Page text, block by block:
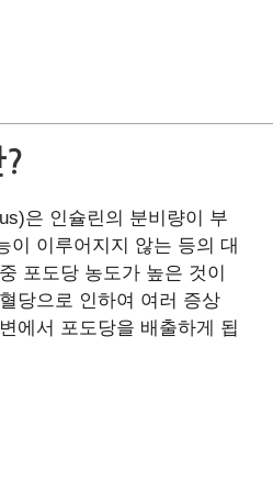
은 인슐린의 분비량이 부
이 이루어지지 않는 등의 대
포도당 농도가 높은 것이
당으로 인하여 여러 증상
에서 포도당을 배출하게 됩